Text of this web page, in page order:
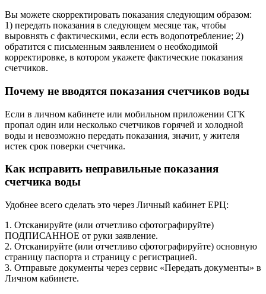
Вы можете скорректировать показания следующим образом:
1) передать показания в следующем месяце так, чтобы
выровнять с фактическими, если есть водопотребление; 2)
обратится с письменным заявлением о необходимой
корректировке, в котором укажете фактические показания
счетчиков.
Почему не вводятся показания счетчиков воды
Если в личном кабинете или мобильном приложении СГК
пропал один или несколько счетчиков горячей и холодной
воды и невозможно передать показания, значит, у жителя
истек срок поверки счетчика.
Как исправить неправильные показания
счетчика воды
Удобнее всего сделать это через Личный кабинет ЕРЦ:
1. Отсканируйте (или отчетливо сфотографируйте)
ПОДПИСАННОЕ от руки заявление.
2. Отсканируйте (или отчетливо сфотографируйте) основную
страницу паспорта и страницу с регистрацией.
3. Отправьте документы через сервис «Передать документы» в
Личном кабинете.